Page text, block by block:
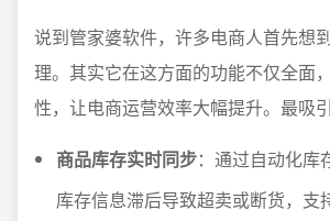
说到管家婆软件，许多电商人首先想
理。其实它在这方面的功能不仅全面
性，让电商运营效率大幅提升。最吸
商品库存实时同步：通过自动化库
库存信息滞后导致超卖或断货，支